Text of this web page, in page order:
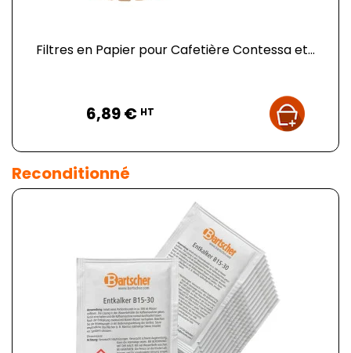
Filtres en Papier pour Cafetière Contessa et...
6,89 € HT
Reconditionné